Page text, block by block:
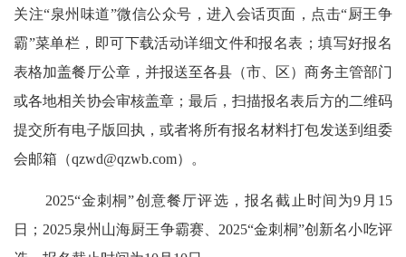
关注“泉州味道”微信公众号，进入会话页面，点击“厨王争
霸”菜单栏，即可下载活动详细文件和报名表；填写好报名
表格加盖餐厅公章，并报送至各县（市、区）商务主管部门
或各地相关协会审核盖章；最后，扫描报名表后方的二维码
提交所有电子版回执，或者将所有报名材料打包发送到组委
会邮箱（qzwd@qzwb.com）。
2025“金刺桐”创意餐厅评选，报名截止时间为9月15
日；2025泉州山海厨王争霸赛、2025“金刺桐”创新名小吃评